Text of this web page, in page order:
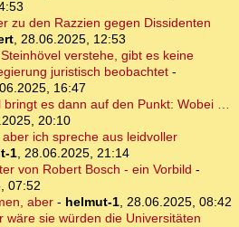
zu den Razzien gegen Dissidenten
, 28.06.2025, 12:53
verstehe, gibt es keine
juristisch beobachtet -
16:47
bringt es dann auf den Punkt: Wobei …
20:10
aber ich spreche aus leidvoller
1, 28.06.2025, 21:14
von Robert Bosch - ein Vorbild -
07:52
aber- helmut-1, 28.06.2025, 08:42
wäre sie würden die Universitäten